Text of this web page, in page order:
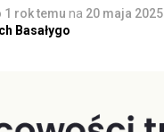
1 rok temu na 20 maja 2025
Basałygo